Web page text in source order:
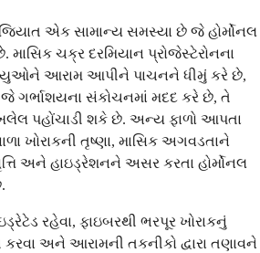
એક સામાન્ય સમસ્યા છે જે હોર્મોનલ
માસિક ચક્ર દરમિયાન પ્રોજેસ્ટેરોનના
આરામ આપીને પાચનને ધીમું કરે છે,
જે ગર્ભાશયના સંકોચનમાં મદદ કરે છે, તે
પહોંચાડી શકે છે. અન્ય ફાળો આપતા
ખોરાકની તૃષ્ણા, માસિક અગવડતાને
અને હાઇડ્રેશનને અસર કરતા હોર્મોનલ
રહેવા, ફાઇબરથી ભરપૂર ખોરાકનું
અને આરામની તકનીકો દ્વારા તણાવને